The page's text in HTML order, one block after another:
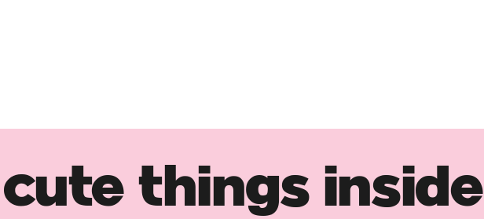
cute things inside